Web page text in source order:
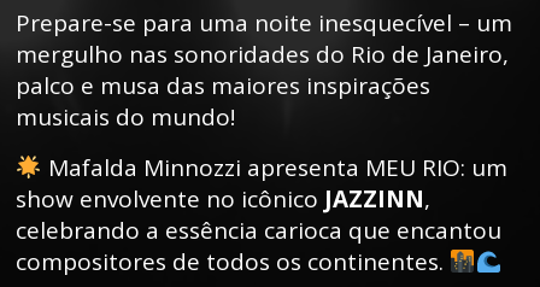
Prepare-se para uma noite inesquecível – um
mergulho nas sonoridades do Rio de Janeiro,
palco e musa das maiores inspirações
musicais do mundo!
Mafalda Minnozzi apresenta MEU RIO: um
show envolvente no icônico JAZZINN,
celebrando a essência carioca que encantou
compositores de todos os continentes.